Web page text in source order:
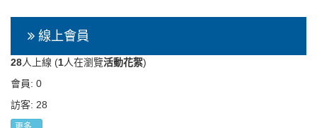
線上會員
28人上線 (1人在瀏覽活動花絮)
會員: 0
訪客: 28